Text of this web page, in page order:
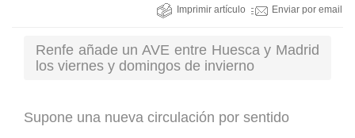
Imprimir artículo Enviar por email
Renfe añade un AVE entre Huesca y Madrid
los viernes y domingos de invierno
Supone una nueva circulación por sentido